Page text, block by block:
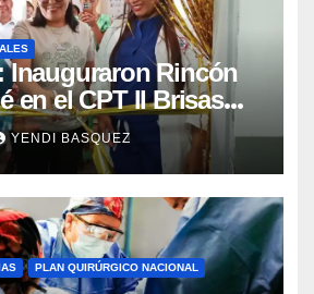
Inauguraron Rincón
en el CPT II Brisas
​Inauguraron
YENDI BASQUEZ
PLAN QUIRÚRGICO NACIONAL